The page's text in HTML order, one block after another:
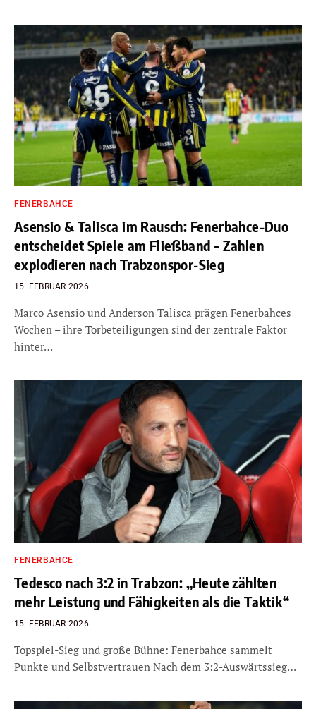
FENERBAHCE
Asensio & Talisca im Rausch: Fenerbahce-Duo
entscheidet Spiele am Fließband – Zahlen
explodieren nach Trabzonspor-Sieg
15. FEBRUAR 2026
Marco Asensio und Anderson Talisca prägen Fenerbahces
Wochen – ihre Torbeteiligungen sind der zentrale Faktor
hinter…
FENERBAHCE
Tedesco nach 3:2 in Trabzon: „Heute zählten
mehr Leistung und Fähigkeiten als die Taktik“
15. FEBRUAR 2026
Topspiel-Sieg und große Bühne: Fenerbahce sammelt
Punkte und Selbstvertrauen Nach dem 3:2-Auswärtssieg…